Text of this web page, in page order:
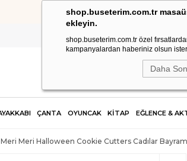
shop.buseterim.com.tr
ekleyin.
shop.buseterim.com.tr özel
kampanyalardan haberiniz olsun
Daha
2.500 TL VE ÜZERİ
ÇANTA OYUNCAK KİTAP EĞLENCE &
Meri Meri Halloween Cookie Cutters Cadılar Bayramı